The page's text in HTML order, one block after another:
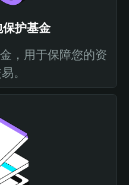
护基金
，用于保障您的资
。